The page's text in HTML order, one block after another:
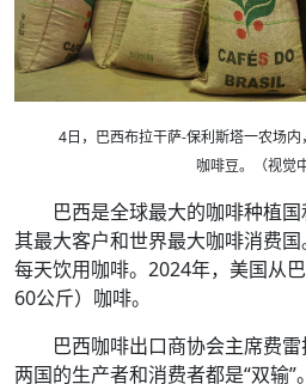
4日，巴西布拉干萨-保利斯塔一农场
咖啡豆。（视觉
巴西是全球最大的咖啡种植
其最大客户和世界最大咖啡消费
每天饮用咖啡。2024年，美国从
60公斤）咖啡。
巴西咖啡出口商协会主席费
两国的生产者和消费者都是“双输